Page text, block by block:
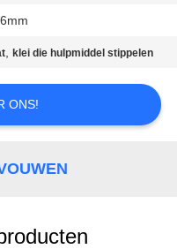
,klei die hulpmiddel stippelen
ONS!